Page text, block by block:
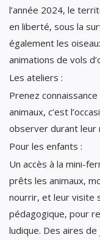
l’année 2024, le
en liberté, sous la
également les
animations de vols
Les ateliers :
Prenez
animaux, c’est
observer durant leur
Pour les enfants :
Un accès à la mini-
prêts les animaux,
nourrir, et leur visite
pédagogique, pour
ludique. Des aires